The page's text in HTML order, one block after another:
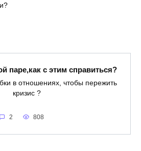
паре,как с этим справиться?
в отношениях, чтобы пережить
кризис ?
2 808